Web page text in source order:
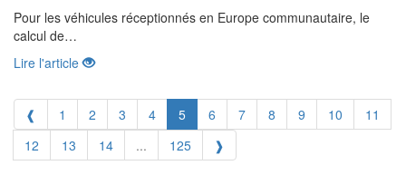
Pour les véhicules réceptionnés en Europe communautaire, le
calcul de…
Lire l'article
❰ 1 2 3 4 5 6 7 8 9 10
11
12
13 14 ... 125 ❱